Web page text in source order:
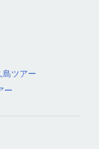
島ツアー
ー